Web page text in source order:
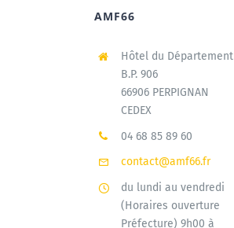
AMF66
Hôtel du Département
B.P. 906
66906 PERPIGNAN
CEDEX
04 68 85 89 60
contact@amf66.fr
du lundi au vendredi
(Horaires ouverture
Préfecture) 9h00 à